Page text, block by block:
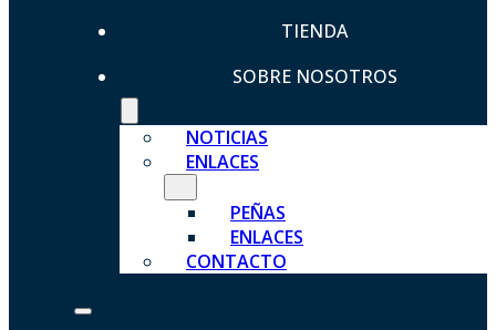
TIENDA
SOBRE NOSOTROS
NOTICIAS
ENLACES
PEÑAS
ENLACES
CONTACTO